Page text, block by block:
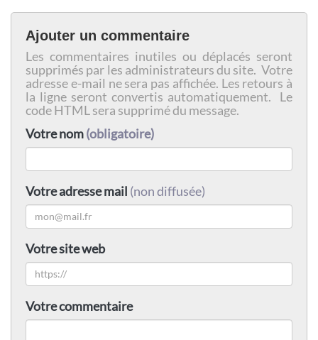
Ajouter un commentaire
Les commentaires inutiles ou déplacés seront
supprimés par les administrateurs du site. Votre
adresse e-mail ne sera pas affichée. Les retours à
la ligne seront convertis automatiquement. Le
code HTML sera supprimé du message.
Votre nom(obligatoire)
Votre adresse mail (non diffusée)
Votre site web
Votre commentaire